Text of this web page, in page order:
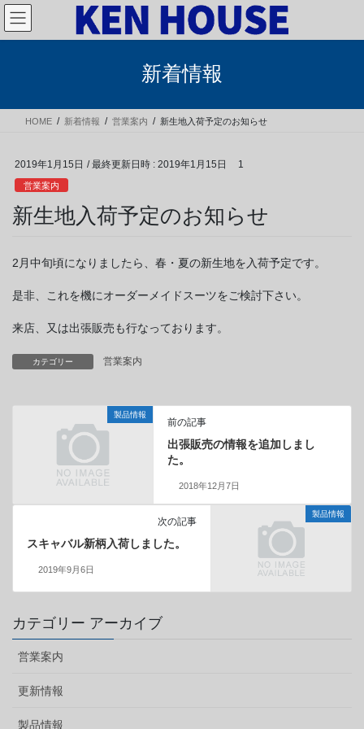
コ
ン
テ
ス
ナ
ビ
ゲ
ン
新着情報
HOME 新着情報 営業案内 新生地入荷予定のお知らせ
2019年1月15日 / 最終更新日時 : 2019年1月15日 1
営業案内
新生地入荷予定のお知らせ
2月中旬頃になりましたら、春・夏の新生地を入荷予定です。
是非、これを機にオーダーメイドスーツをご検討下さい。
来店、又は出張販売も行なっております。
カテゴリー 営業案内
製品情報
前の記事
出張販売の情報を追加しまし
た。
2018年12月7日
製品情報
次の記事
スキャバル新柄入荷しました。
2019年9月6日
カテゴリー アーカイブ
営業案内
更新情報
製品情報